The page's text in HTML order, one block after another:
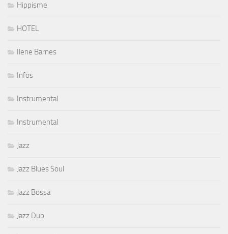
Hippisme
HOTEL
Ilene Barnes
Infos
Instrumental
Instrumental
Jazz
Jazz Blues Soul
Jazz Bossa
Jazz Dub